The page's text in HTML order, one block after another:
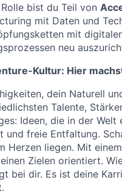
bist du Teil von
mit Daten und
mit
neu
Kultur: Hier
dein Naturell
Talente,
Ideen, die in der
und freie Entfaltung.
Herzen liegen. Mit
Zielen orientiert.
bei dir. Es ist deine